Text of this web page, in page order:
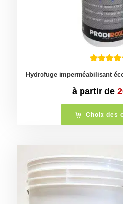
Hydrofuge imperméabilisant
à partir de
Choix des